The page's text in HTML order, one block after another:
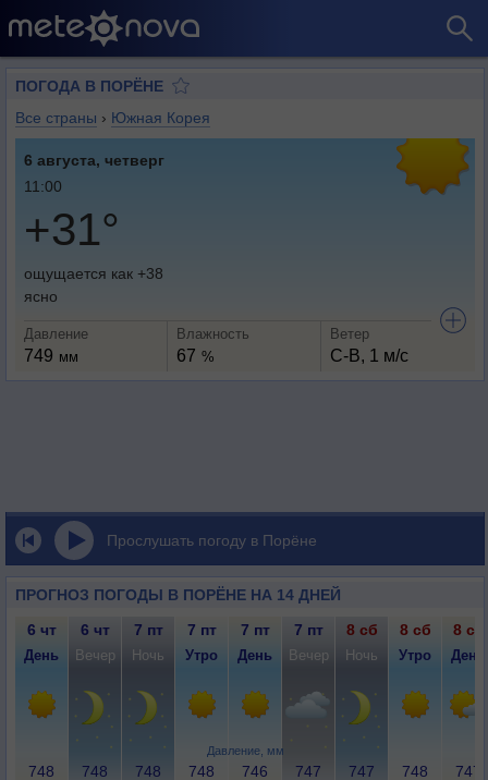
ПОГОДА В ПОРЁНЕ
Все страны › Южная Корея
6 августа, четверг
11:00
+31°
ощущается как +38
ясно
Давление
749 мм
Влажность
67 %
Ветер
С-В, 1 м/с
Прослушать погоду в Порёне
ПРОГНОЗ ПОГОДЫ В ПОРЁНЕ НА 14 ДНЕЙ
Давление, мм
6 чт 6 чт 7 пт 7 пт 7 пт 7 пт 8 сб 8 сб 8 сб
День Вечер Ночь Утро День Вечер Ночь Утро День
748 748 748 748 746 747 747 748 747